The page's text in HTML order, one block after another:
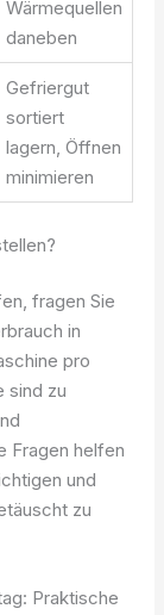
Wärmequellen
daneben
Gefriergut
sortiert
lagern, Öffnen
minimieren
fragen Sie
in
pro
sind zu
Fragen helfen
und
zu
Praktische